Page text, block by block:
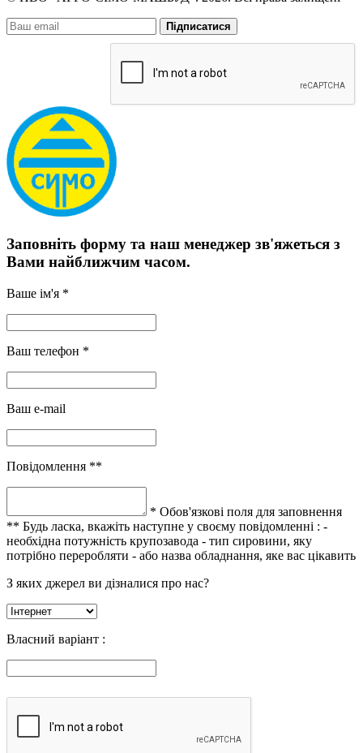
Підписатися
Заповніть форму та наш менеджер зв'яжеться з
Вами найближчим часом.
Ваше ім'я *
Ваш телефон *
Ваш e-mail
Повідомлення **
* Обов'язкові поля для заповнення
** Будь ласка, вкажіть наступне у своєму повідомленні : -
необхідна потужність крупозавода - тип сировини, яку
потрібно переробляти - або назва обладнання, яке вас цікавить
З яких джерел ви дізналися про нас?
Власний варіант :